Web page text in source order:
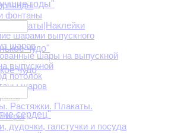
фонтаны
шарами выпускного
шаров
шары на выпускной
выпускной
потолок
шаров
Растяжки. Плакаты.
игры
дудочки, галстучки и посуда
годы"
чудо"